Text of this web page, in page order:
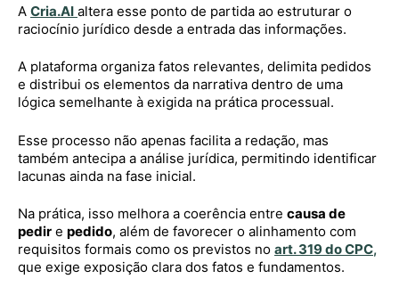
A Cria.AI altera esse ponto de partida ao estruturar o
raciocínio jurídico desde a entrada das informações.
A plataforma organiza fatos relevantes, delimita pedidos
e distribui os elementos da narrativa dentro de uma
lógica semelhante à exigida na prática processual.
Esse processo não apenas facilita a redação, mas
também antecipa a análise jurídica, permitindo identificar
lacunas ainda na fase inicial.
Na prática, isso melhora a coerência entre causa de
pedir e pedido, além de favorecer o alinhamento com
requisitos formais como os previstos no art. 319 do CPC,
que exige exposição clara dos fatos e fundamentos.